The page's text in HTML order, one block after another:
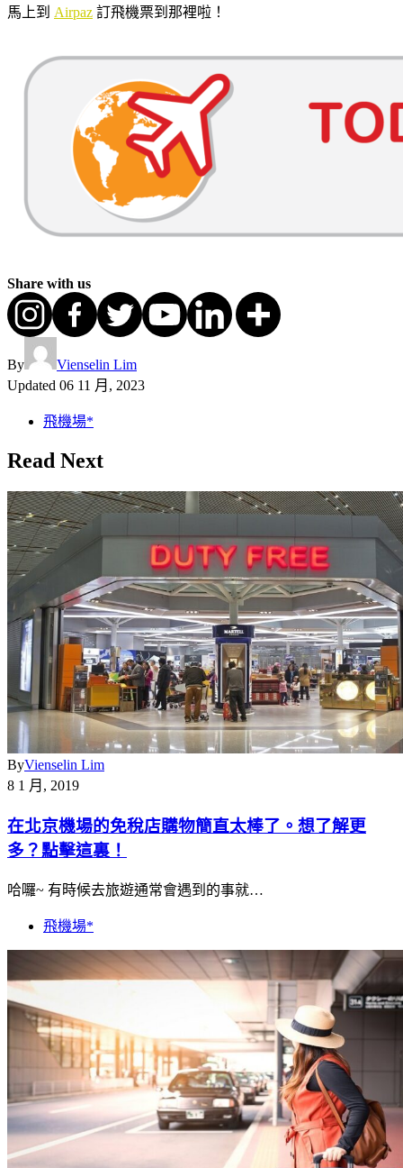
馬上到 Airpaz 訂飛機票到那裡啦！
Share with us
By
Vienselin Lim
Updated 06 11 月, 2023
飛機場*
Read Next
ByVienselin Lim
8 1 月, 2019
在北京機場的免稅店購物簡直太棒了。想了解更
多？點擊這裏！
哈囉~ 有時候去旅遊通常會遇到的事就…
飛機場*